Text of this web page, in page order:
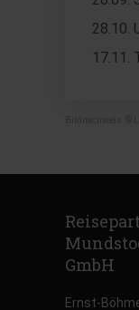
28.10.
17.11.
GmbH
Ernst-